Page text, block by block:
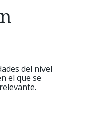
del nivel
el que se